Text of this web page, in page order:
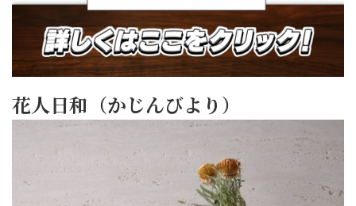
花人日和（かじんびより）